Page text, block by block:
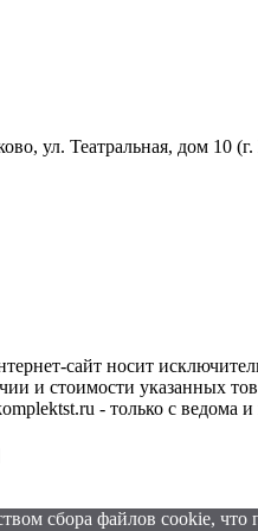
ул. Театральная, дом 10
сайт носит
и стоимости указанных
- только с ведома и
сбора файлов cookie,